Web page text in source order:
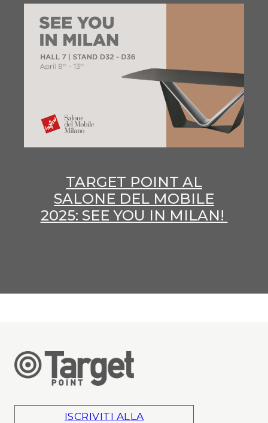
TARGET POINT AL
SALONE DEL MOBILE
2025: SEE YOU IN MILAN!
ISCRIVITI ALLA